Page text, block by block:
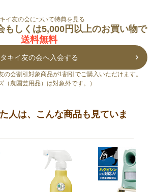
イ友の会について特典を見る
もしくは5,000円以上のお買い物で
送料無料
タキイ友の会へ入会する
の会割引対象商品が1割引でご購入いただけます。
（農園芸用品）は対象外です。）
人は、こんな商品も見ていま